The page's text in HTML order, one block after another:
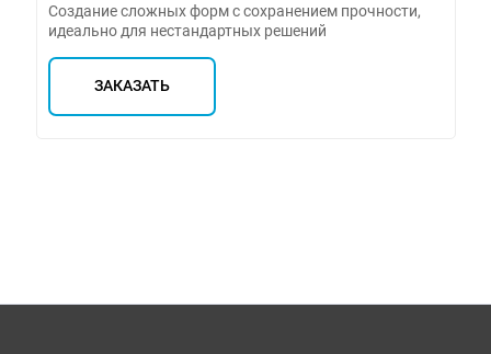
Создание сложных форм с сохранением прочности,
идеально для нестандартных решений
ЗАКАЗАТЬ